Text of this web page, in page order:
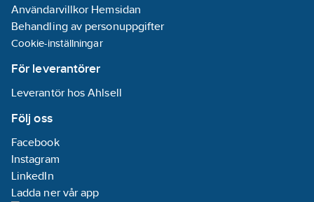
Användarvillkor Hemsidan
Behandling av personuppgifter
Cookie-inställningar
För leverantörer
Leverantör hos Ahlsell
Följ oss
Facebook
Instagram
LinkedIn
Ladda ner vår app